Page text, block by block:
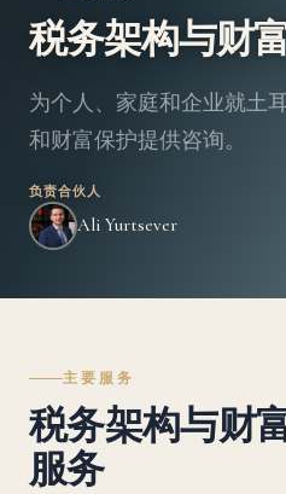
税务架构与财
为个人、家庭和企业就土
和财富保护提供咨询。
负责合伙人
Ali Yurtsever
主要服务
税务架构与财
服务